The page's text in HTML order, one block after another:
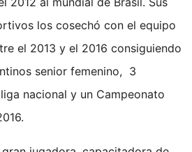
los cosechó con el equipo
el 2013 y el 2016 consiguiendo
senior femenino, 3
nacional y un Campeonato